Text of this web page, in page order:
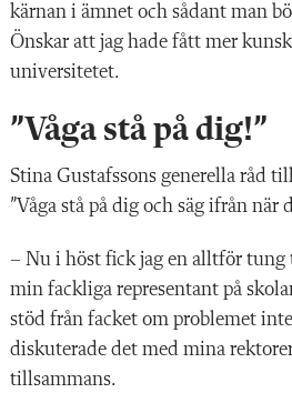
kärnan i ämnet och sådant man
Önskar att jag hade fått mer
universitetet.
”Våga stå på dig!”
Stina Gustafssons generella råd
”Våga stå på dig och säg ifrån när
– Nu i höst fick jag en alltför tung
min fackliga representant på
stöd från facket om problemet
diskuterade det med mina
tillsammans.